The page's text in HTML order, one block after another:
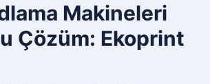
Makineleri
Çözüm: Ekoprint